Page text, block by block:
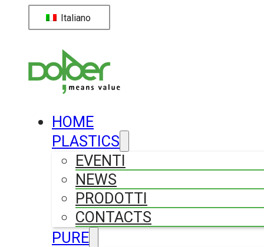
Italiano
HOME
PLASTICS
EVENTI
NEWS
PRODOTTI
CONTACTS
PURE